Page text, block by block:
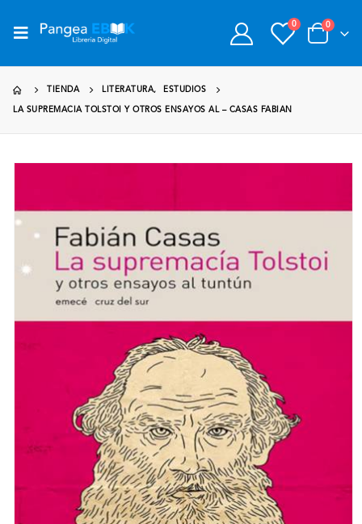
0 0
TIENDA LITERATURA, ESTUDIOS
LA SUPREMACIA TOLSTOI Y OTROS ENSAYOS AL – CASAS FABIAN